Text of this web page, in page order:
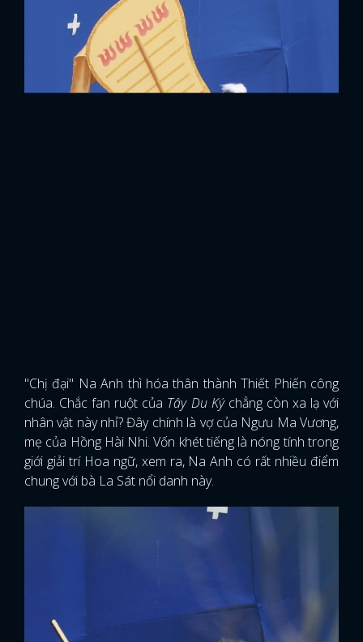
"Chị đại" Na Anh thì hóa thân thành Thiết Phiến công
chúa. Chắc fan ruột của Tây Du Kýchẳng còn xa lạ với
nhân vật này nhỉ? Đây chính là vợ của Ngưu Ma Vương,
mẹ của Hồng Hài Nhi. Vốn khét tiếng là nóng tính trong
giới giải trí Hoa ngữ, xem ra, Na Anh có rất nhiều điểm
chung với bà La Sát nổi danh này.